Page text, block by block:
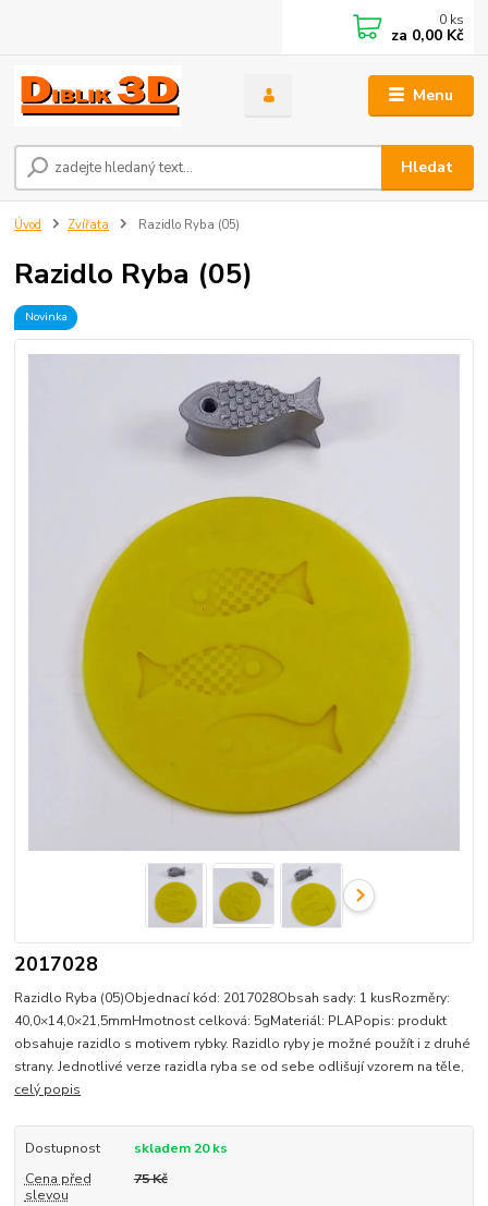
Menu
Hledat
0 ks
za 0,00 Kč
Úvod Zvířata Razidlo Ryba (05)
Razidlo Ryba (05)
Novinka
2017028
Razidlo Ryba (05)Objednací kód: 2017028Obsah sady: 1 kusRozměry:
40,0×14,0×21,5mmHmotnost celková: 5gMateriál: PLAPopis: produkt
obsahuje razidlo s motivem rybky. Razidlo ryby je možné použít i z druhé
strany. Jednotlivé verze razidla ryba se od sebe odlišují vzorem na těle,
celý popis
Dostupnost
skladem 20 ks
Cena před
slevou
75 Kč